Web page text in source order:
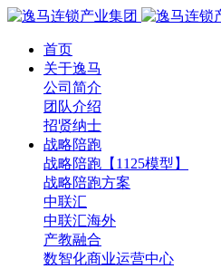
首页
关于逸马
公司简介
团队介绍
招贤纳士
战略陪跑
战略陪跑【1125模型】
战略陪跑方案
中联汇
中联汇海外
产教融合
数智化商业运营中心